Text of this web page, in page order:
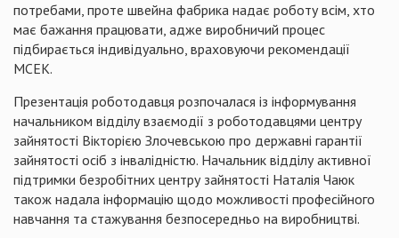
потребами, проте швейна фабрика надає роботу всім, хто
має бажання працювати, адже виробничий процес
підбирається індивідуально, враховуючи рекомендації
МСЕК.
Презентація роботодавця розпочалася із інформування
начальником відділу взаємодії з роботодавцями центру
зайнятості Вікторією Злочевською про державні гарантії
зайнятості осіб з інвалідністю. Начальник відділу активної
підтримки безробітних центру зайнятості Наталія Чаюк
також надала інформацію щодо можливості професійного
навчання та стажування безпосередньо на виробництві.